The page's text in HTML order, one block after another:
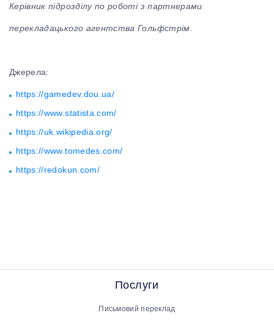
Керівник підрозділу по роботі з партнерами
перекладацького агентства Гольфстрім.
Джерела:
https://gamedev.dou.ua/
https://www.statista.com/
https://uk.wikipedia.org/
https://www.tomedes.com/
https://redokun.com/
Послуги
Письмовий переклад